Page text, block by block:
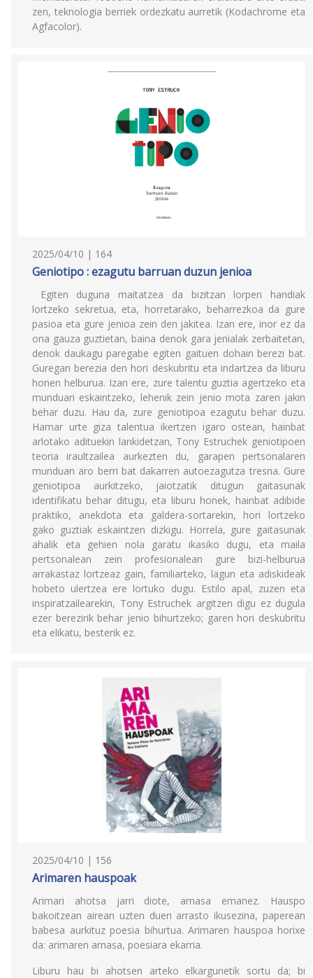
zen, teknologia berriek ordezkatu aurretik (Kodachrome eta
Agfacolor).
2025/04/10 | 164
Geniotipo : ezagutu barruan duzun jenioa
Egiten duguna maitatzea da bizitzan lorpen handiak
lortzeko sekretua, eta, horretarako, beharrezkoa da gure
pasioa eta gure jenioa zein den jakitea. Izan ere, inor ez da
ona gauza guztietan, baina denok gara jenialak zerbaitetan,
denok daukagu paregabe egiten gaituen dohain berezi bat.
Guregan berezia den hori deskubritu eta indartzea da liburu
honen helburua. Izan ere, zure talentu guztia agertzeko eta
munduari eskaintzeko, lehenik zein jenio mota zaren jakin
behar duzu. Hau da, zure geniotipoa ezagutu behar duzu.
Hamar urte giza talentua ikertzen igaro ostean, hainbat
arlotako adituekin lankidetzan, Tony Estruchek geniotipoen
teoria iraultzailea aurkezten du, garapen pertsonalaren
munduan aro berri bat dakarren autoezagutza tresna. Gure
geniotipoa aurkitzeko, jaiotzatik ditugun gaitasunak
identifikatu behar ditugu, eta liburu honek, hainbat adibide
praktiko, anekdota eta galdera-sortarekin, hori lortzeko
gako guztiak eskaintzen dizkigu. Horrela, gure gaitasunak
ahalik eta gehien nola garatu ikasiko dugu, eta maila
pertsonalean zein profesionalean gure bizi-helburua
arrakastaz lortzeaz gain, familiarteko, lagun eta adiskideak
hobeto ulertzea ere lortuko dugu. Estilo apal, zuzen eta
inspiratzailearekin, Tony Estruchek argitzen digu ez dugula
ezer berezirik behar jenio bihurtzeko; garen hori deskubritu
eta elikatu, besterik ez.
2025/04/10 | 156
Arimaren hauspoak
Arimari ahotsa jarri diote, arnasa emanez. Hauspo
bakoitzean airean uzten duen arrasto ikusezina, paperean
babesa aurkituz poesia bihurtua. Arimaren hauspoa horixe
da: arimaren arnasa, poesiara ekarria.
Liburu hau bi ahotsen arteko elkargunetik sortu da; bi